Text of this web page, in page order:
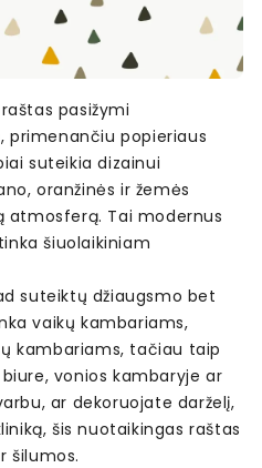
pasižymi
primenančiu popieriaus
suteikia dizainui
oranžinės ir žemės
atmosferą. Tai modernus
šiuolaikiniam
suteiktų džiaugsmo bet
vaikų kambariams,
kambariams, tačiau taip
vonios kambaryje ar
ar dekoruojate darželį,
šis nuotaikingas raštas
šilumos.